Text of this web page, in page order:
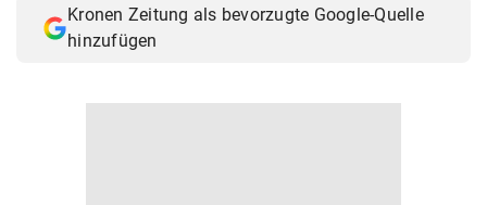
Kronen Zeitung als bevorzugte Google-Quelle
hinzufügen